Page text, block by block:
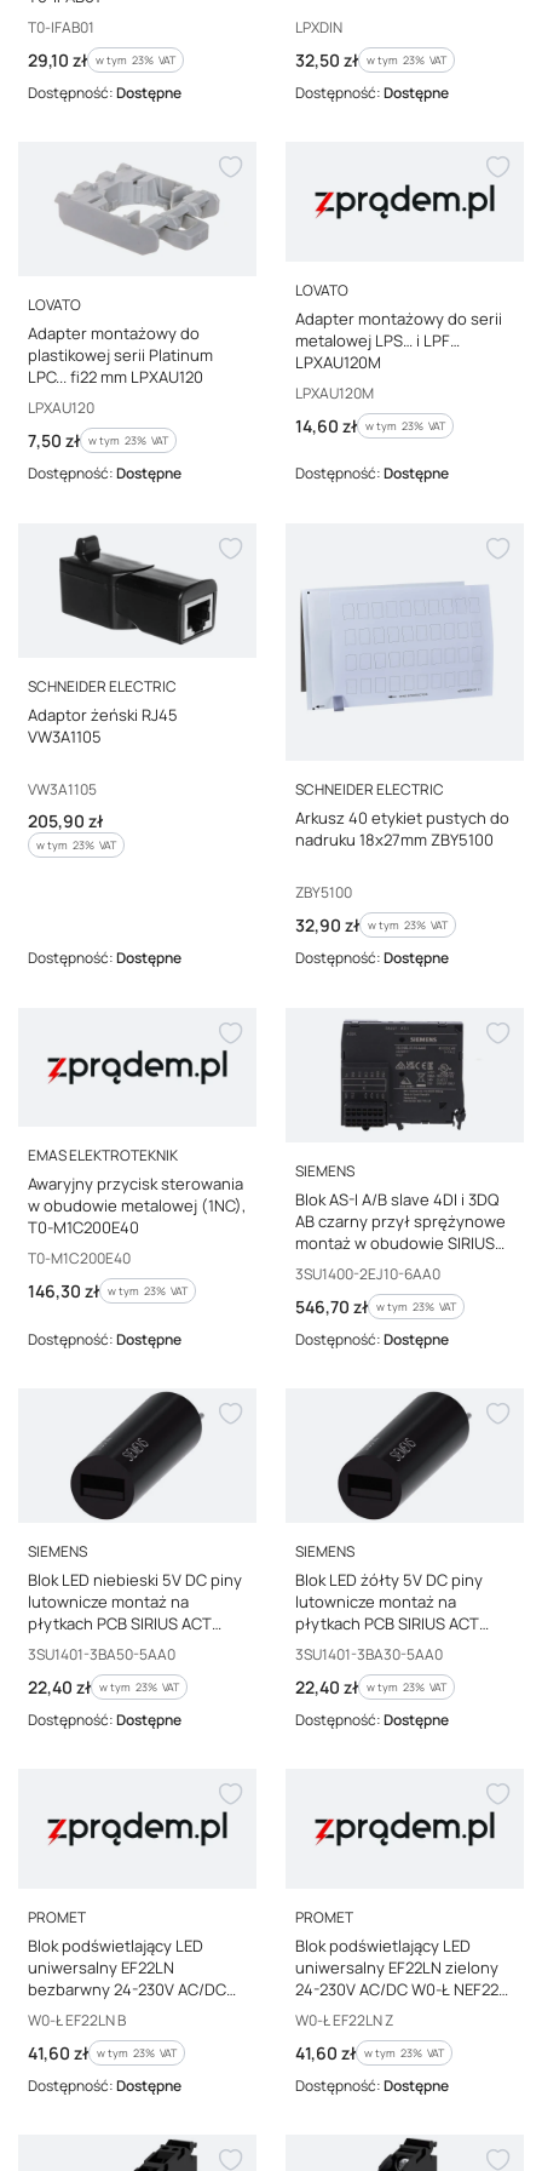
Kod producenta
T0-IFAB01
Cena brutto
29,10 zł w tym %s VAT
w tym 23% VAT
Dostępność:Dostępne
Kod producenta
LPXDIN
Cena brutto
32,50 zł w tym %s VAT
w tym 23% VAT
Dostępność:Dostępne
PRODUCENT
LOVATO
Adapter montażowy do
plastikowej serii Platinum
LPC... fi22 mm LPXAU120
Kod producenta
LPXAU120
Cena brutto
7,50 zł w tym %s VAT
w tym 23% VAT
Dostępność:Dostępne
PRODUCENT
LOVATO
Adapter montażowy do serii
metalowej LPS… i LPF…
LPXAU120M
Kod producenta
LPXAU120M
Cena brutto
14,60 zł w tym %s VAT
w tym 23% VAT
Dostępność:Dostępne
PRODUCENT
SCHNEIDER ELECTRIC
Adaptor żeński RJ45
VW3A1105
Kod producenta
VW3A1105
Cena brutto
205,90 zł
w tym %s VAT
w tym 23% VAT
Dostępność:Dostępne
PRODUCENT
SCHNEIDER ELECTRIC
Arkusz 40 etykiet pustych do
nadruku 18x27mm ZBY5100
Kod producenta
ZBY5100
Cena brutto
32,90 zł w tym %s VAT
w tym 23% VAT
Dostępność:Dostępne
PRODUCENT
EMAS ELEKTROTEKNIK
Awaryjny przycisk sterowania
w obudowie metalowej (1NC),
T0-M1C200E40
Kod producenta
T0-M1C200E40
Cena brutto
146,30 zł w tym %s VAT
w tym 23% VAT
Dostępność:Dostępne
PRODUCENT
SIEMENS
Blok AS-I A/B slave 4DI i 3DQ
AB czarny przył sprężynowe
montaż w obudowie SIRIUS
ACT 3SU1400-2EJ10-6AA0
Kod producenta
3SU1400-2EJ10-6AA0
Cena brutto
546,70 zł w tym %s VAT
w tym 23% VAT
Dostępność:Dostępne
PRODUCENT
SIEMENS
Blok LED niebieski 5V DC piny
lutownicze montaż na
płytkach PCB SIRIUS ACT
3SU1401-3BA50-5AA0
Kod producenta
3SU1401-3BA50-5AA0
Cena brutto
22,40 zł w tym %s VAT
w tym 23% VAT
Dostępność:Dostępne
PRODUCENT
SIEMENS
Blok LED żółty 5V DC piny
lutownicze montaż na
płytkach PCB SIRIUS ACT
3SU1401-3BA30-5AA0
Kod producenta
3SU1401-3BA30-5AA0
Cena brutto
22,40 zł w tym %s VAT
w tym 23% VAT
Dostępność:Dostępne
PRODUCENT
PROMET
Blok podświetlający LED
uniwersalny EF22LN
bezbarwny 24-230V AC/DC
W0-Ł EF22LN B
Kod producenta
W0-Ł EF22LN B
Cena brutto
41,60 zł w tym %s VAT
w tym 23% VAT
Dostępność:Dostępne
PRODUCENT
PROMET
Blok podświetlający LED
uniwersalny EF22LN zielony
24-230V AC/DC W0-Ł NEF22
EF22LN Z
Kod producenta
W0-Ł EF22LN Z
Cena brutto
41,60 zł w tym %s VAT
w tym 23% VAT
Dostępność:Dostępne